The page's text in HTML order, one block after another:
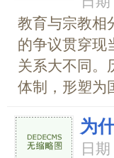
教育与宗教相
的争议贯穿现
关系大不同。
体制，形塑为
为
日期